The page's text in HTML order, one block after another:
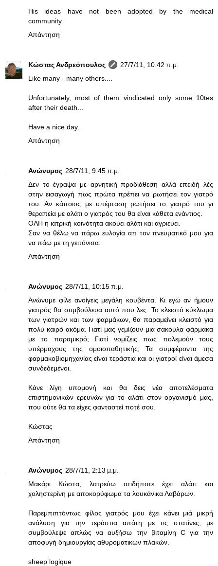
His ideas have not been adopted by the medical
community.
Απάντηση
Κώστας Ανδρεόπουλος
27/7/11, 10:42 π.μ.
Like many - many others....
Unfortunately, most of them vindicated only some 10tes
after their death...
Have a nice day.
Απάντηση
Ανώνυμος 28/7/11, 9:45 π.μ.
Δεν το έγραψα με αρνητική προδιάθεση αλλά επειδή λές
στην εισαγωγή πως πρώτα πρέπει να ρωτήσει τον γιατρό
του. Αν κάποιος με υπέρταση ρωτήσει το γιατρό του γι
θεραπεία με αλάτι ο γιατρός του θα είναι κάθετα ενάντιος.
ΟΛΗ η ιατρική κοινότητα ακούει αλάτι και αγριεύει.
Σαν να θέλω να πάρω ευλογία απ τον πνευματικό μου για
να πάω με τη γειτόνισα.
Απάντηση
Ανώνυμος 28/7/11, 10:15 π.μ.
Ανώνυμε φίλε ανοίγεις μεγάλη κουβέντα. Κι εγώ αν ήμουν
γιατρός θα συμβούλευα αυτό που λες. Το κλειστό κύκλωμα
των γιατρών και των φαρμάκων, θα παραμείνει κλειστό για
πολύ καιρό ακόμα. Γιατί μας γεμίζουν μια σακούλα φάρμακα
με το παραμικρό; Γιατί νομίζεις πως πολεμούν τους
υπέρμαχους της ομοιοπαθητικής; Τα συμφέροντα της
φαρμακοβιομηχανίας είναι τεράστια και οι γιατροί είναι άμεσα
συνδεδεμένοι.
Κάνε λίγη υπομονή και θα δεις νέα αποτελέσματα
επιστημονικών ερευνών για το αλάτι στον οργανισμό μας,
που ούτε θα τα είχες φανταστεί ποτέ σου.
Κώστας
Απάντηση
Ανώνυμος 28/7/11, 2:13 μ.μ.
Μακάρι Κώστα, λατρεύω οτιδήποτε έχει αλάτι και
χοληστερίνη με αποκορύφωμα τα λουκάνικα Λαβάρων.
Παρεμπιπτόντως φίλος γιατρός μου έχει κάνει μιά μικρή
ανάλυση για την τεράστια απάτη με τις στατίνες, με
συμβούλεψε απλώς να αυξήσω την βιταμίνη C για την
αποφυγή δημιουργίας αθυροματικών πλακών.
sheep logique